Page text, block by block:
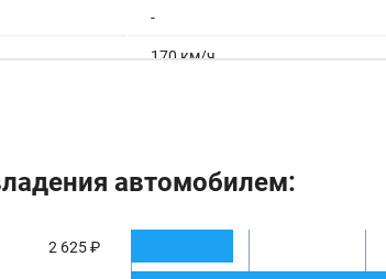
-
170 км/ч
автомобилем:
2 625 ₽